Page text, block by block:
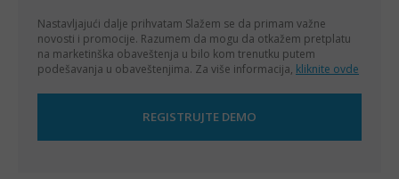
Nastavljajući dalje prihvatam Slažem se da primam važne
novosti i promocije. Razumem da mogu da otkažem pretplatu
na marketinška obaveštenja u bilo kom trenutku putem
podešavanja u obaveštenjima. Za više informacija, kliknite ovde